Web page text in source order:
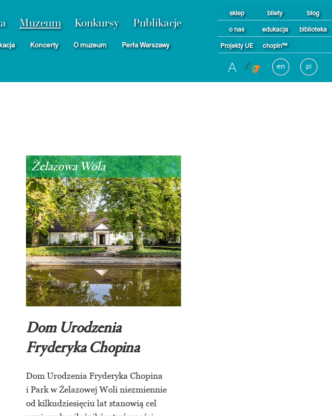
Muzeum Konkursy Publikacje
Koncerty O muzeum
Perła Warszawy
sklep bilety blog
o nas edukacja biblioteka
Projekty UE chopin™
A
Żelazowa Wola
Dom Urodzenia
Fryderyka Chopina
Dom Urodzenia Fryderyka Chopina
i Park w Żelazowej Woli niezmiennie
od kilkudziesięciu lat stanowią cel